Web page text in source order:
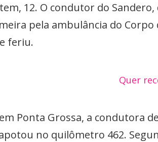
12. O condutor do
pela ambulância do
feriu.
Quer
em Ponta Grossa, a condutora
no quilômetro 462.